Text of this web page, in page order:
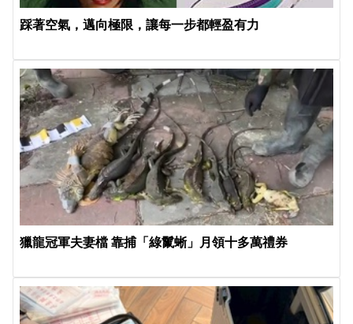
踩著空氣，邁向極限，讓每一步都輕盈有力
獵龍冠軍夫妻檔 靠捕「綠鬣蜥」月領十多萬禮券